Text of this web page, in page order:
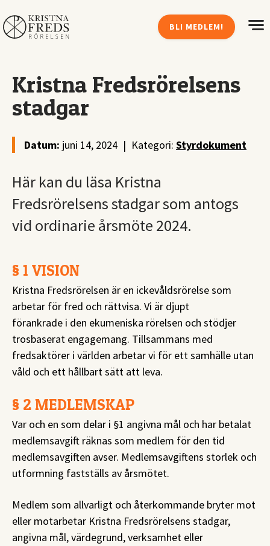
BLI MEDLEM!
Kristna Fredsrörelsens
stadgar
Datum: juni 14, 2024 | Kategori: Styrdokument
Här kan du läsa Kristna
Fredsrörelsens stadgar som antogs
vid ordinarie årsmöte 2024.
§ 1 VISION
Kristna Fredsrörelsen är en ickevåldsrörelse som
arbetar för fred och rättvisa. Vi är djupt
förankrade i den ekumeniska rörelsen och stödjer
trosbaserat engagemang. Tillsammans med
fredsaktörer i världen arbetar vi för ett samhälle utan
våld och ett hållbart sätt att leva.
§ 2 MEDLEMSKAP
Var och en som delar i §1 angivna mål och har betalat
medlemsavgift räknas som medlem för den tid
medlemsavgiften avser. Medlemsavgiftens storlek och
utformning fastställs av årsmötet.
Medlem som allvarligt och återkommande bryter mot
eller motarbetar Kristna Fredsrörelsens stadgar,
angivna mål, värdegrund, verksamhet eller